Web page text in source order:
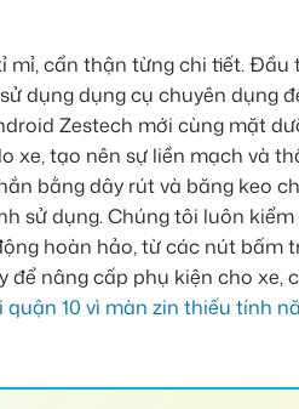
cẩn thận từng chi tiết. Đầu
dụng dụng cụ chuyên dụng
Zestech mới cùng mặt
xe, tạo nên sự liền mạch và
bằng dây rút và băng keo
sử dụng. Chúng tôi luôn
hoàn hảo, từ các nút bấm
để nâng cấp phụ kiện cho xe,
10 vì màn zin thiếu tính